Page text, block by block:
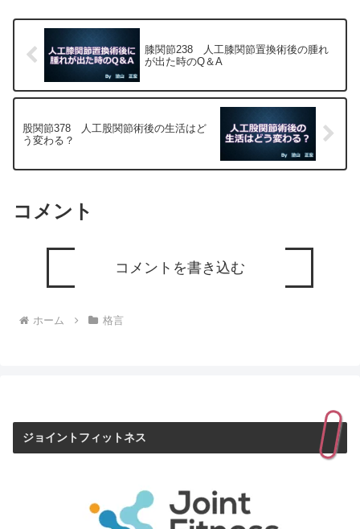
膝関節238 人工膝関節置換術後の腫れ
が出た時のQ＆A
股関節378 人工股関節術後の生活はど
う変わる？
コメント
コメントを書き込む
ホーム 格言
ジョイントフィットネス